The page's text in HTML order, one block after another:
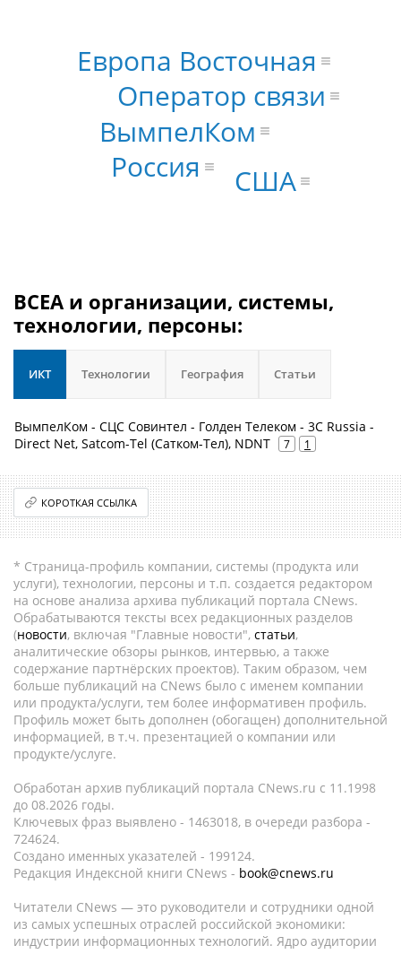
ВымпелКом
Оператор связи
Россия
США
Европа Восточная
BCEA и организации, системы,
технологии, персоны:
ИКТ Технологии География Статьи
ВымпелКом - СЦС Совинтел - Голден Телеком - 3C Russia -
Direct Net, Satcom-Tel (Сатком-Тел), NDNT
7 1
КОРОТКАЯ ССЫЛКА
* Страница-профиль компании, системы (продукта или
услуги), технологии, персоны и т.п. создается редактором
на основе анализа архива публикаций портала CNews.
Обрабатываются тексты всех редакционных разделов
(новости, включая "Главные новости", статьи,
аналитические обзоры рынков, интервью, а также
содержание партнёрских проектов). Таким образом, чем
больше публикаций на CNews было с именем компании
или продукта/услуги, тем более информативен профиль.
Профиль может быть дополнен (обогащен) дополнительной
информацией, в т.ч. презентацией о компании или
продукте/услуге.
Обработан архив публикаций портала CNews.ru c 11.1998
до 08.2026 годы.
Ключевых фраз выявлено - 1463018, в очереди разбора -
724624.
Создано именных указателей - 199124.
Редакция Индексной книги CNews - book@cnews.ru
Читатели CNews — это руководители и сотрудники одной
из самых успешных отраслей российской экономики:
индустрии информационных технологий. Ядро аудитории